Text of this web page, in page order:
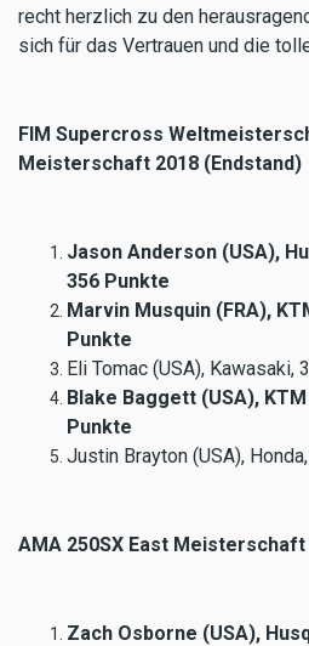
recht herzlich zu den
sich für das Vertrauen und die
FIM Supercross
Meisterschaft 2018 (Endstand)
Jason Anderson (USA),
356 Punkte
Marvin Musquin (FRA),
Punkte
Eli Tomac (USA), Kawasaki,
Blake Baggett (USA), KTM
Punkte
Justin Brayton (USA),
AMA 250SX East Meisterschaft
Zach Osborne (USA),